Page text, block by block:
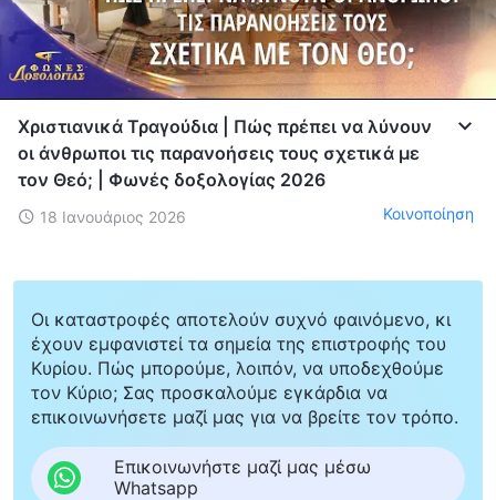
Χριστιανικά Τραγούδια | Πώς πρέπει να λύνουν
οι άνθρωποι τις παρανοήσεις τους σχετικά με
τον Θεό; | Φωνές δοξολογίας 2026
18 Ιανουάριος 2026 Κοινοποίηση
Οι καταστροφές αποτελούν συχνό φαινόμενο, κι
έχουν εμφανιστεί τα σημεία της επιστροφής του
Κυρίου. Πώς μπορούμε, λοιπόν, να υποδεχθούμε
τον Κύριο; Σας προσκαλούμε εγκάρδια να
επικοινωνήσετε μαζί μας για να βρείτε τον τρόπο.
Επικοινωνήστε μαζί μας μέσω
Whatsapp